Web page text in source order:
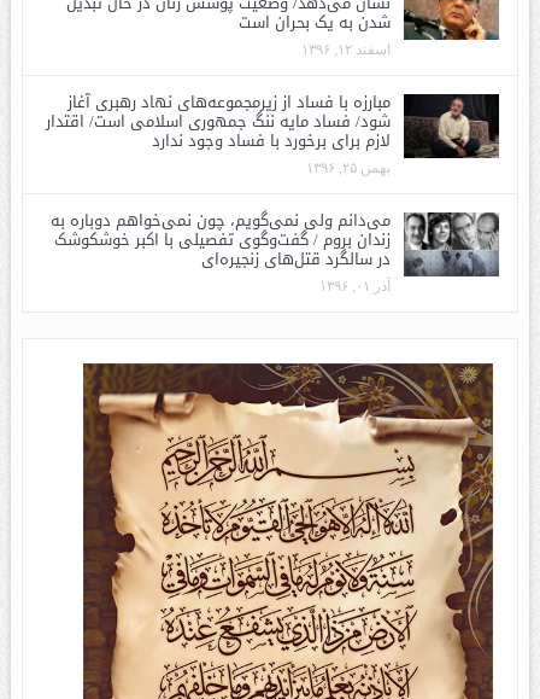
شدن به یک بحران است
اسفند ۱۲, ۱۳۹۶
مبارزه با فساد از زیرمجموعه‌های نهاد رهبری آغاز
شود/ فساد مایه ننگ جمهوری اسلامی است/ اقتدار
لازم برای برخورد با فساد وجود ندارد
بهمن ۲۵, ۱۳۹۶
می‌دانم ولی نمی‌گویم، چون نمی‌خواهم دوباره به
زندان بروم / گفت‌وگوی تفصیلی با اکبر خوشکوشک
در سالگرد قتل‌های زنجیره‌ای
آذر ۰۱, ۱۳۹۶